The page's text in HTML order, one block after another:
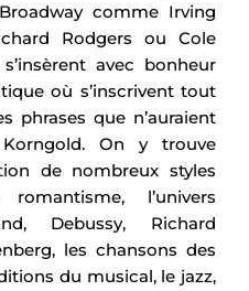
comme Irving
Rodgers ou Cole
avec bonheur
où s’inscrivent tout
phrases que n’auraient
On y trouve
de nombreux styles
l’univers
Debussy, Richard
les chansons des
du musical, le jazz,